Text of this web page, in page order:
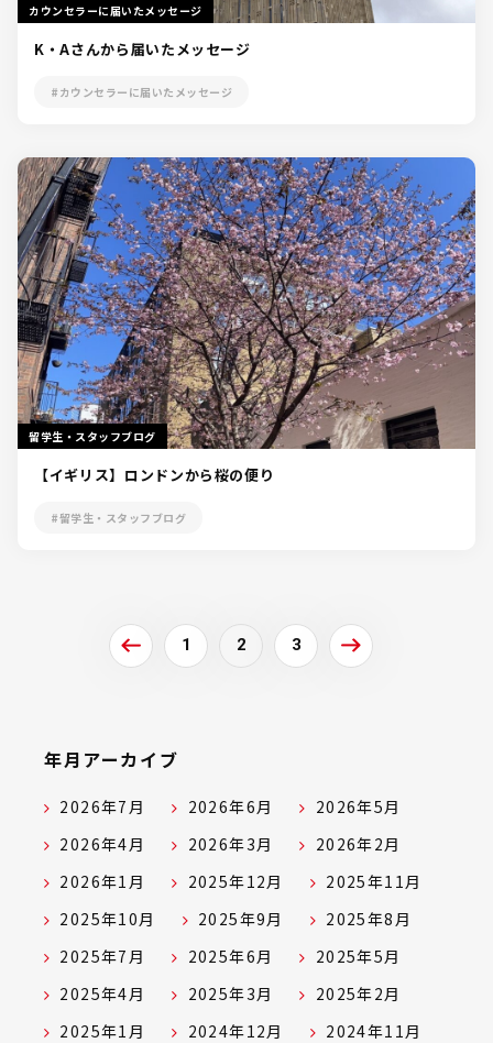
カウンセラーに届いたメッセージ
K・Aさんから届いたメッセージ
#カウンセラーに届いたメッセージ
留学生・スタッフブログ
【イギリス】ロンドンから桜の便り
#留学生・スタッフブログ
1 2 3
年月アーカイブ
2026年7月 2026年6月
2026年5月
2026年4月
2026年3月
2026年2月
2026年1月
2025年12月
2025年11月
2025年10月
2025年9月
2025年8月
2025年7月
2025年6月
2025年5月
2025年4月
2025年3月
2025年2月
2025年1月
2024年12月
2024年11月